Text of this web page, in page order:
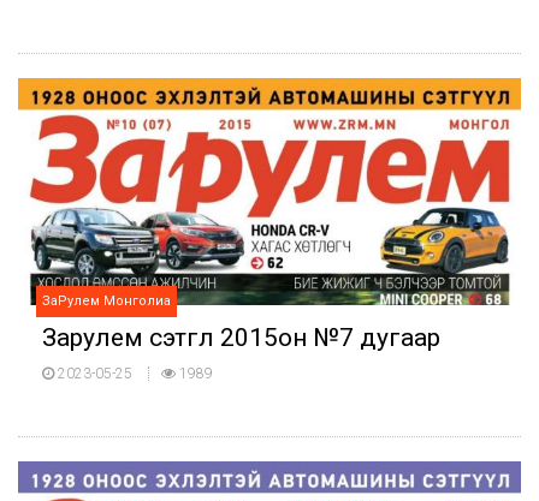
ЗаРулем Монголиа
Зарулем сэтгүүл 2015он №7 дугаар
2023-05-25 1989